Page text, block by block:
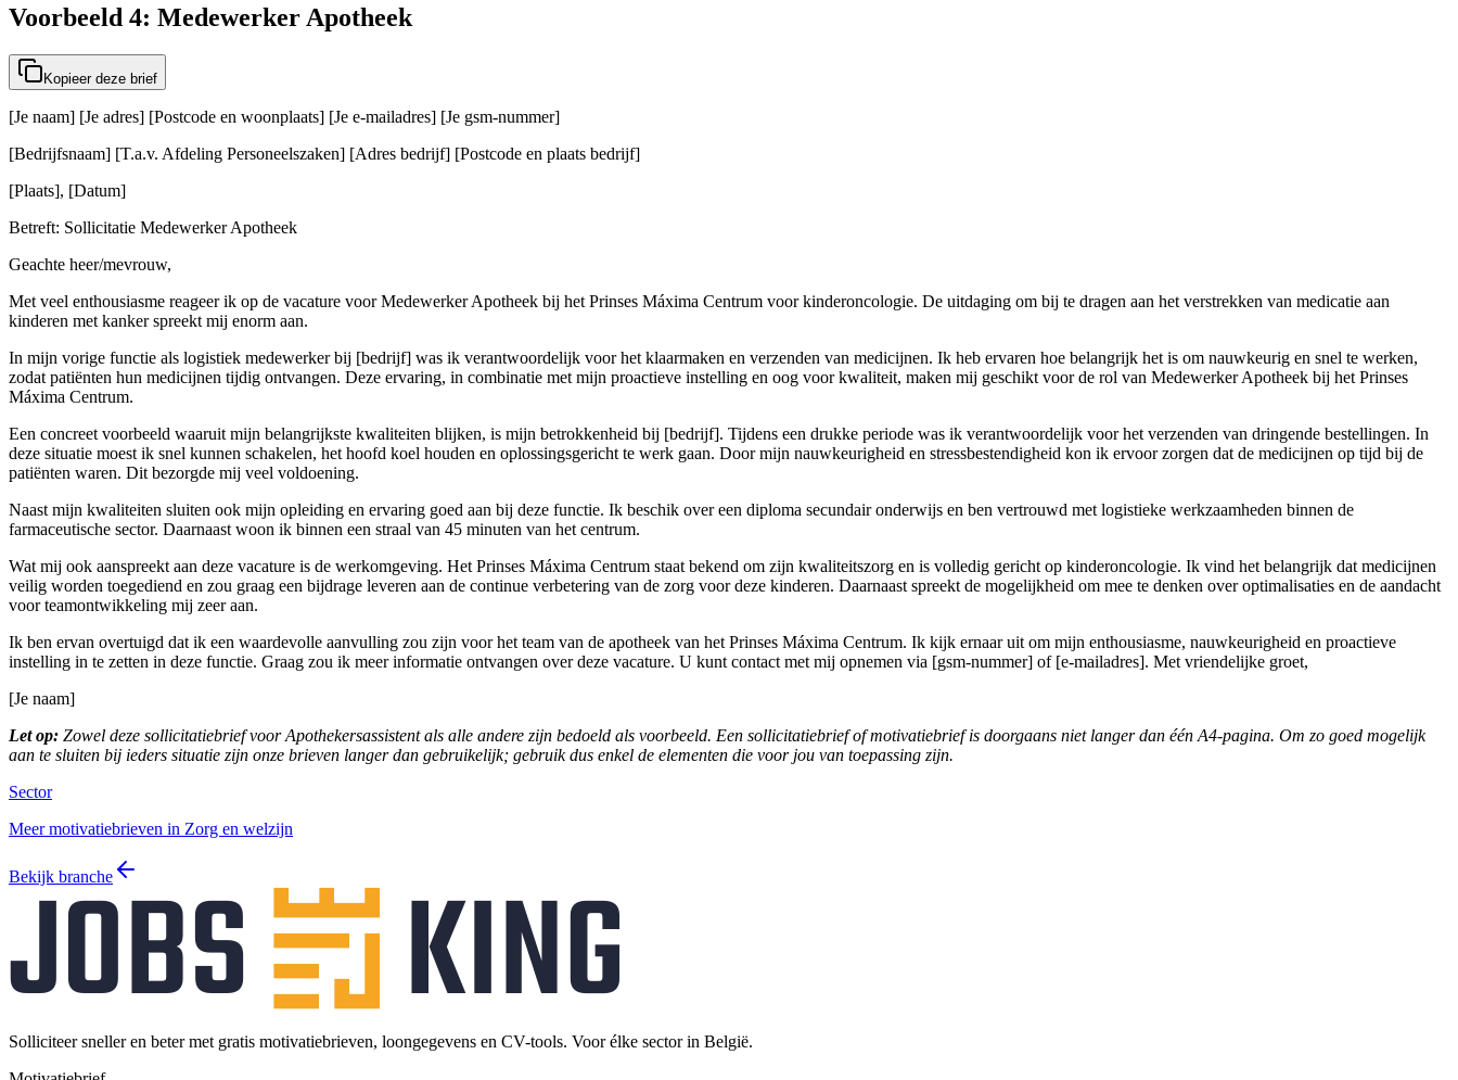
Voorbeeld 4: Medewerker Apotheek
Kopieer deze brief
[Je naam] [Je adres] [Postcode en woonplaats] [Je e-mailadres] [Je gsm-nummer]
[Bedrijfsnaam] [T.a.v. Afdeling Personeelszaken] [Adres bedrijf] [Postcode en plaats bedrijf]
[Plaats], [Datum]
Betreft: Sollicitatie Medewerker Apotheek
Geachte heer/mevrouw,
Met veel enthousiasme reageer ik op de vacature voor Medewerker Apotheek bij het Prinses Máxima Centrum voor kinderoncologie. De uitdaging om bij te dragen aan het verstrekken van medicatie aan
kinderen met kanker spreekt mij enorm aan.
In mijn vorige functie als logistiek medewerker bij [bedrijf] was ik verantwoordelijk voor het klaarmaken en verzenden van medicijnen. Ik heb ervaren hoe belangrijk het is om nauwkeurig en snel te werken,
zodat patiënten hun medicijnen tijdig ontvangen. Deze ervaring, in combinatie met mijn proactieve instelling en oog voor kwaliteit, maken mij geschikt voor de rol van Medewerker Apotheek bij het Prinses
Máxima Centrum.
Een concreet voorbeeld waaruit mijn belangrijkste kwaliteiten blijken, is mijn betrokkenheid bij [bedrijf]. Tijdens een drukke periode was ik verantwoordelijk voor het verzenden van dringende bestellingen. In
deze situatie moest ik snel kunnen schakelen, het hoofd koel houden en oplossingsgericht te werk gaan. Door mijn nauwkeurigheid en stressbestendigheid kon ik ervoor zorgen dat de medicijnen op tijd bij de
patiënten waren. Dit bezorgde mij veel voldoening.
Naast mijn kwaliteiten sluiten ook mijn opleiding en ervaring goed aan bij deze functie. Ik beschik over een diploma secundair onderwijs en ben vertrouwd met logistieke werkzaamheden binnen de
farmaceutische sector. Daarnaast woon ik binnen een straal van 45 minuten van het centrum.
Wat mij ook aanspreekt aan deze vacature is de werkomgeving. Het Prinses Máxima Centrum staat bekend om zijn kwaliteitszorg en is volledig gericht op kinderoncologie. Ik vind het belangrijk dat medicijnen
veilig worden toegediend en zou graag een bijdrage leveren aan de continue verbetering van de zorg voor deze kinderen. Daarnaast spreekt de mogelijkheid om mee te denken over optimalisaties en de aandacht
voor teamontwikkeling mij zeer aan.
Ik ben ervan overtuigd dat ik een waardevolle aanvulling zou zijn voor het team van de apotheek van het Prinses Máxima Centrum. Ik kijk ernaar uit om mijn enthousiasme, nauwkeurigheid en proactieve
instelling in te zetten in deze functie. Graag zou ik meer informatie ontvangen over deze vacature. U kunt contact met mij opnemen via [gsm-nummer] of [e-mailadres]. Met vriendelijke groet,
[Je naam]
Let op: Zowel deze sollicitatiebrief voor Apothekersassistent als alle andere zijn bedoeld als voorbeeld. Een sollicitatiebrief of motivatiebrief is doorgaans niet langer dan één A4-pagina. Om zo goed mogelijk
aan te sluiten bij ieders situatie zijn onze brieven langer dan gebruikelijk; gebruik dus enkel de elementen die voor jou van toepassing zijn.
Sector
Meer motivatiebrieven in Zorg en welzijn
Bekijk branche
Solliciteer sneller en beter met gratis motivatiebrieven, loongegevens en CV-tools. Voor élke sector in België.